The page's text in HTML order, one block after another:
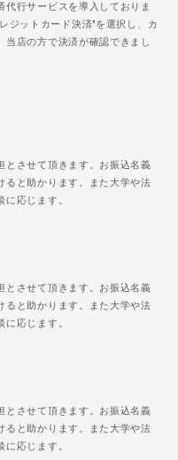
行サービスを導入しておりま
ジットカード決済"を選択し、カ
当店の方で決済が確認できまし
とさせて頂きます。お振込名義
ると助かります。また大学や法
に応じます。
とさせて頂きます。お振込名義
ると助かります。また大学や法
に応じます。
とさせて頂きます。お振込名義
ると助かります。また大学や法
に応じます。